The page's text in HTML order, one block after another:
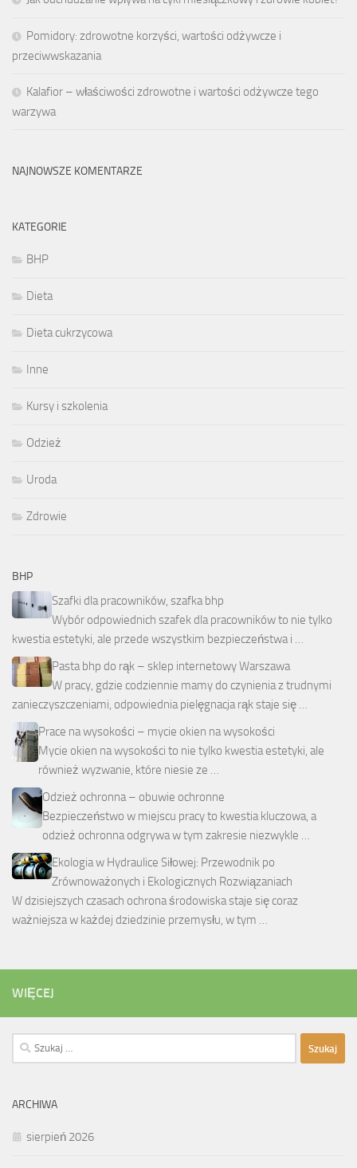
Pomidory: zdrowotne korzyści, wartości odżywcze i
przeciwwskazania
Kalafior – właściwości zdrowotne i wartości odżywcze tego
warzywa
NAJNOWSZE KOMENTARZE
KATEGORIE
BHP
Dieta
Dieta cukrzycowa
Inne
Kursy i szkolenia
Odzież
Uroda
Zdrowie
BHP
Szafki dla pracowników, szafka bhp
Wybór odpowiednich szafek dla pracowników to nie tylko
kwestia estetyki, ale przede wszystkim bezpieczeństwa i …
Pasta bhp do rąk – sklep internetowy Warszawa
W pracy, gdzie codziennie mamy do czynienia z trudnymi
zanieczyszczeniami, odpowiednia pielęgnacja rąk staje się …
Prace na wysokości – mycie okien na wysokości
Mycie okien na wysokości to nie tylko kwestia estetyki, ale
również wyzwanie, które niesie ze …
Odzież ochronna – obuwie ochronne
Bezpieczeństwo w miejscu pracy to kwestia kluczowa, a
odzież ochronna odgrywa w tym zakresie niezwykle …
Ekologia w Hydraulice Siłowej: Przewodnik po
Zrównoważonych i Ekologicznych Rozwiązaniach
W dzisiejszych czasach ochrona środowiska staje się coraz
ważniejsza w każdej dziedzinie przemysłu, w tym …
WIĘCEJ
Szukaj:
ARCHIWA
sierpień 2026